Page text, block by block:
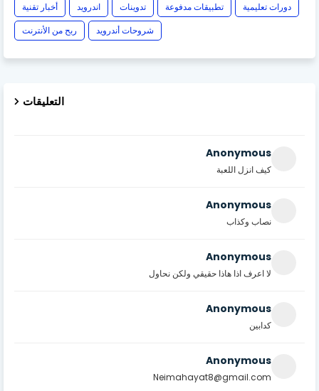
أخبار تقنية اندرويد تدوينات تطبيقات مدفوعة
دورات تعليمية
ربح من الأنترنت
شروحات أندرويد
التعليقات
Anonymous
كيف انزل اللعبة
Anonymous
نصاب وكذاب
Anonymous
لا اعرف اذا هاذا حقيقي ولكن نحاول
Anonymous
كدابين
Anonymous
Neimahayat8@gmail.com